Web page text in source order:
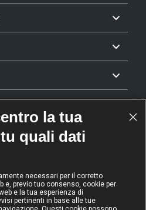
2024
Operatore di
gioco sicuro
2024
Diversity &
la tua
quali dati
necessari per il corretto
e, previo tuo consenso, cookie per
e la tua esperienza di
pertinenti in base alle tue